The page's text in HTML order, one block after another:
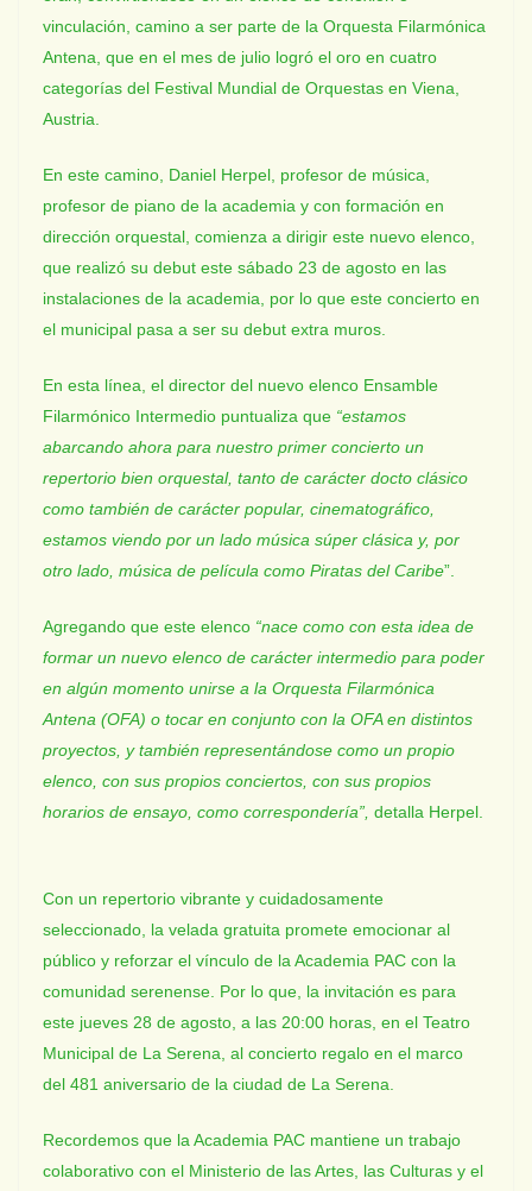
vinculación, camino a ser parte de la Orquesta Filarmónica
Antena, que en el mes de julio logró el oro en cuatro
categorías del Festival Mundial de Orquestas en Viena,
Austria.
En este camino, Daniel Herpel, profesor de música,
profesor de piano de la academia y con formación en
dirección orquestal, comienza a dirigir este nuevo elenco,
que realizó su debut este sábado 23 de agosto en las
instalaciones de la academia, por lo que este concierto en
el municipal pasa a ser su debut extra muros.
En esta línea, el director del nuevo elenco Ensamble
Filarmónico Intermedio puntualiza que “estamos
abarcando ahora para nuestro primer concierto un
repertorio bien orquestal, tanto de carácter docto clásico
como también de carácter popular, cinematográfico,
estamos viendo por un lado música súper clásica y, por
otro lado, música de película como Piratas del Caribe”.
Agregando que este elenco “nace como con esta idea de
formar un nuevo elenco de carácter intermedio para poder
en algún momento unirse a la Orquesta Filarmónica
Antena (OFA) o tocar en conjunto con la OFA en distintos
proyectos, y también representándose como un propio
elenco, con sus propios conciertos, con sus propios
horarios de ensayo, como correspondería”, detalla Herpel.
Con un repertorio vibrante y cuidadosamente
seleccionado, la velada gratuita promete emocionar al
público y reforzar el vínculo de la Academia PAC con la
comunidad serenense. Por lo que, la invitación es para
este jueves 28 de agosto, a las 20:00 horas, en el Teatro
Municipal de La Serena, al concierto regalo en el marco
del 481 aniversario de la ciudad de La Serena.
Recordemos que la Academia PAC mantiene un trabajo
colaborativo con el Ministerio de las Artes, las Culturas y el